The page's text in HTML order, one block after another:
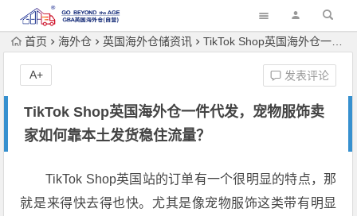
首页 海外仓 英国海外仓储资讯 TikTok Shop英国海外仓一件代发，宠物服饰卖家如何靠本土发货稳住流量？
TikTok Shop英国海外仓一件代发，宠物服饰卖
家如何靠本土发货稳住流量？
发表评论
A+
TikTok Shop英国站的订单有一个很明显的特点，那
就是来得快去得也快。尤其是像宠物服饰这类带有明显